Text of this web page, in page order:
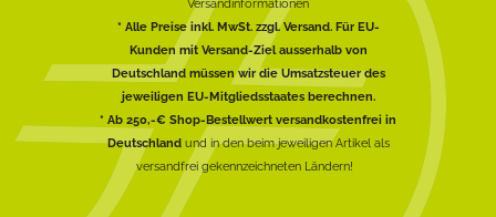
* Alle Preise inkl. MwSt. zzgl. Versand. Für EU-
Kunden mit Versand-Ziel ausserhalb von
Deutschland müssen wir die Umsatzsteuer des
jeweiligen EU-Mitgliedsstaates berechnen.
* Ab 250,-€ Shop-Bestellwert versandkostenfrei in
Deutschlandund in den beim jeweiligen Artikel als
versandfrei gekennzeichneten Ländern!